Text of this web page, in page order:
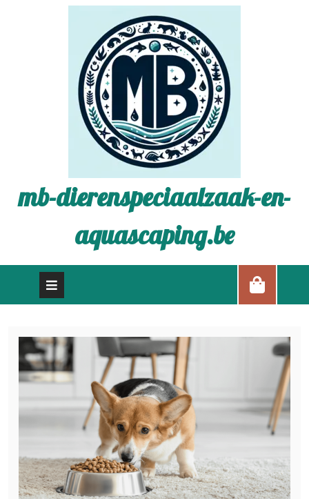
mb-dierenspeciaalzaak-en-
aquascaping.be